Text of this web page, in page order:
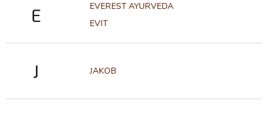
E
EVEREST AYURVEDA
EVIT
J JAKOB